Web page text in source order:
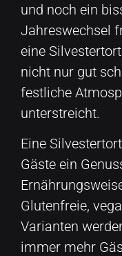
und noch ein
Jahreswechsel
eine
nicht nur gut
festliche
unterstreicht.
Eine
Gäste ein
Glutenfreie,
Varianten
immer mehr